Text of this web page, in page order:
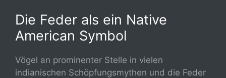
Die Feder als ein Native
American Symbol
Vögel an prominenter Stelle in vielen
indianischen Schöpfungsmythen und die Feder